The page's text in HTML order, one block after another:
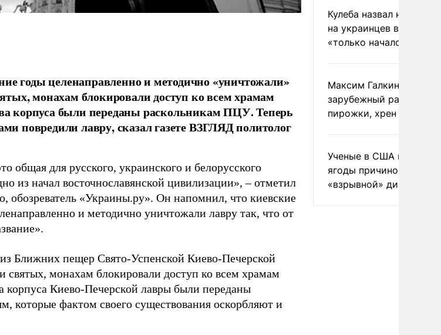
годы целенаправленно и методично «уничтожали»
монахам блокировали доступ ко всем храмам
корпуса были переданы раскольникам ПЦУ. Теперь
повредили лавру, сказал газете ВЗГЛЯД политолог
общая для русского, украинского и белорусского
из начал восточнославянской цивилизации», – отметил
обозреватель «Украины.ру». Он напомнил, что киевские
и методично уничтожали лавру так, что от
Ближних пещер Свято-Успенской Киево-Печерской
монахам блокировали доступ ко всем храмам
корпуса Киево-Печерской лавры были переданы
которые фактом своего существования оскорбляют и
Кулеба назвал
на украинцев в Польше
«только началом»
Максим Галкин
зарубежный райдер
пирожки, хрен и морс
Ученые в США назвали
ягоды причиной
«взрывной» диареи